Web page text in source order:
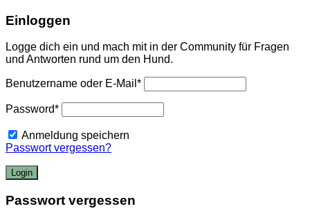
Einloggen
Logge dich ein und mach mit in der Community für Fragen
und Antworten rund um den Hund.
Benutzername oder E-Mail *
Password*
Anmeldung speichern
Passwort vergessen?
Passwort vergessen